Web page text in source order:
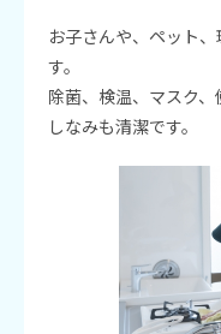
お子さんや、ペット
す。
除菌、検温、マスク
しなみも清潔です。